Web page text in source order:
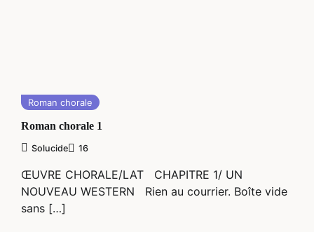
Roman chorale
Roman chorale 1
Solucide 16
ŒUVRE CHORALE/LAT CHAPITRE 1/ UN
NOUVEAU WESTERN Rien au courrier. Boîte vide
sans […]